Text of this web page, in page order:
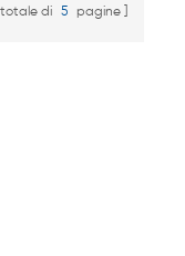
E
totale di 5 pagine